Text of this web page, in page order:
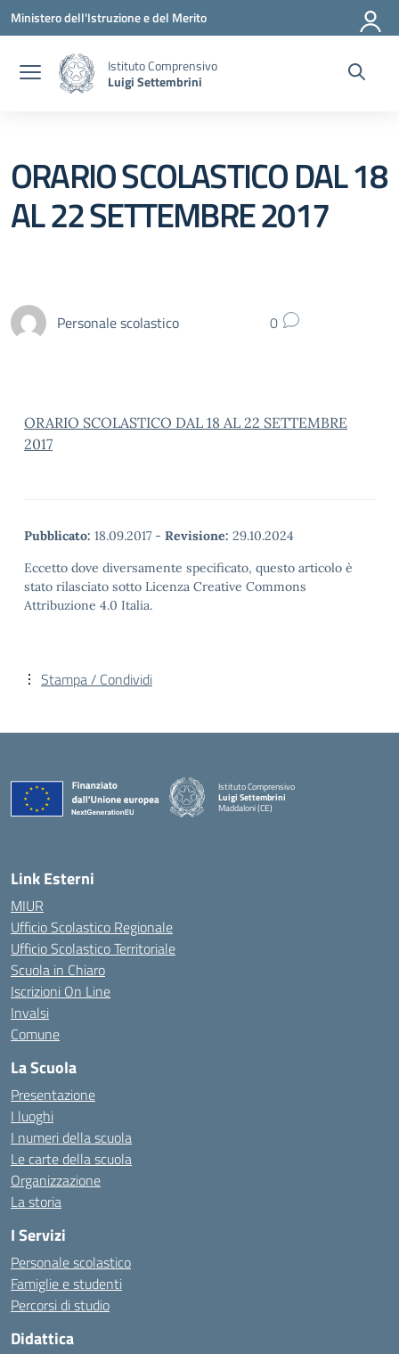
Vai ai contenuti
Vai al menu di navigazione
Vai al footer
Ministero dell'Istruzione e del Merito
Istituto Comprensivo
Luigi Settembrini
ORARIO SCOLASTICO DAL 18
AL 22 SETTEMBRE 2017
Personale scolastico 0
ORARIO SCOLASTICO DAL 18 AL 22 SETTEMBRE
2017
Pubblicato: 18.09.2017 - Revisione: 29.10.2024
Eccetto dove diversamente specificato, questo articolo è
stato rilasciato sotto Licenza Creative Commons
Attribuzione 4.0 Italia.
Stampa / Condividi
Istituto Comprensivo
Luigi Settembrini
Maddaloni (CE)
Link Esterni
MIUR
Ufficio Scolastico Regionale
Ufficio Scolastico Territoriale
Scuola in Chiaro
Iscrizioni On Line
Invalsi
Comune
La Scuola
Presentazione
I luoghi
I numeri della scuola
Le carte della scuola
Organizzazione
La storia
I Servizi
Personale scolastico
Famiglie e studenti
Percorsi di studio
Didattica